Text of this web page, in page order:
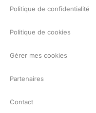
Politique de confidentialité
Politique de cookies
Gérer mes cookies
Partenaires
Contact